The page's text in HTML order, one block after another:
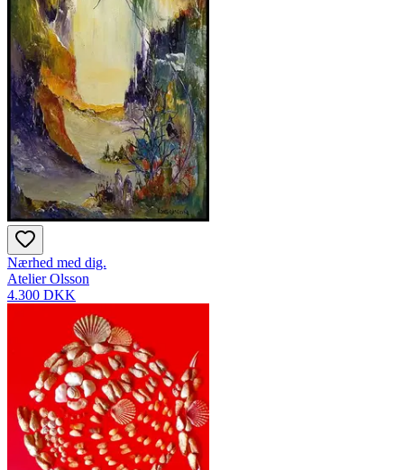
Nærhed med dig.
Atelier Olsson
4.300 DKK